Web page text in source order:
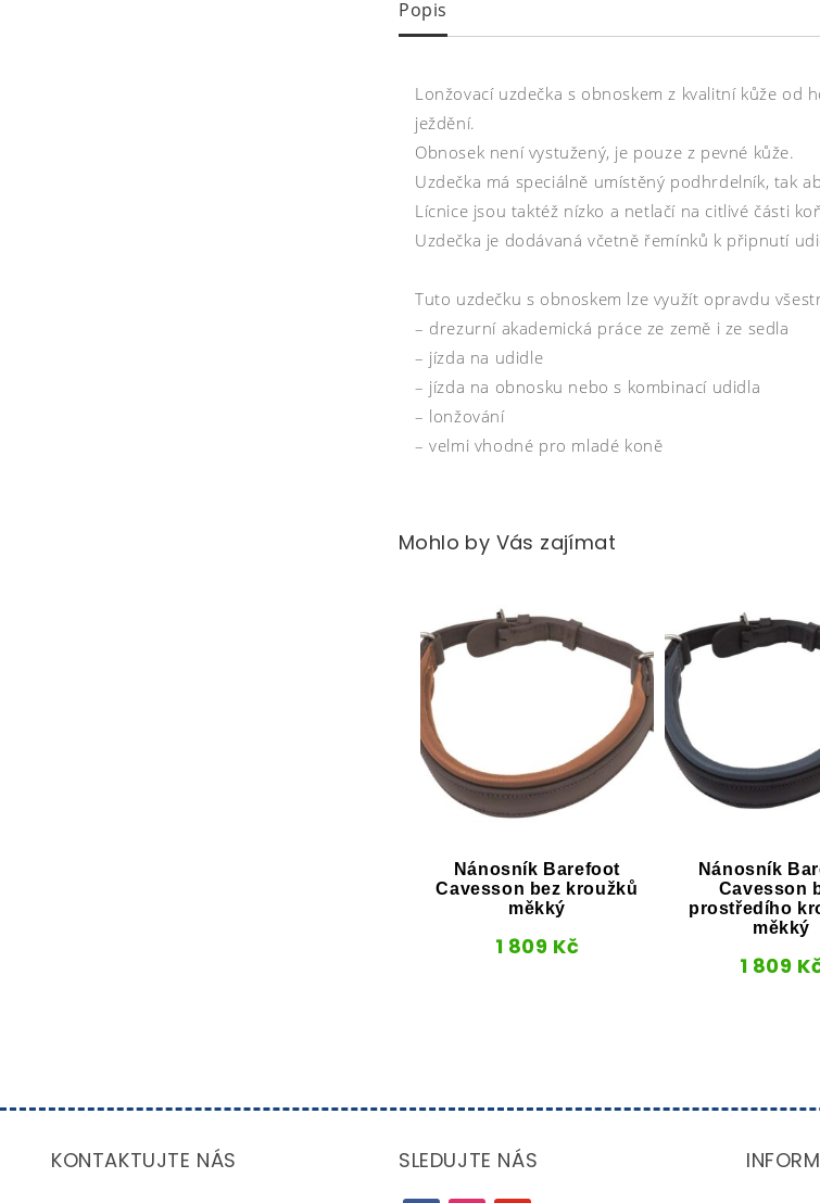
Popis
Lonžovací uzdečka s obnoskem z kvalitní kůže od
ježdění.
Obnosek není vystužený, je pouze z pevné kůže.
Uzdečka má speciálně umístěný podhrdelník, tak
Lícnice jsou taktéž nízko a netlačí na citlivé části
Uzdečka je dodávaná včetně řemínků k připnutí
Tuto uzdečku s obnoskem lze využít opravdu
– drezurní akademická práce ze země i ze sedla
– jízda na udidle
– jízda na obnosku nebo s kombinací udidla
– lonžování
– velmi vhodné pro mladé koně
Mohlo by Vás zajímat
Nánosník Barefoot
Cavesson bez kroužků
měkký
1 809 Kč
Nánosník
Cavesson
prostředího
měkký
1 809
KONTAKTUJTE NÁS SLEDUJTE NÁS